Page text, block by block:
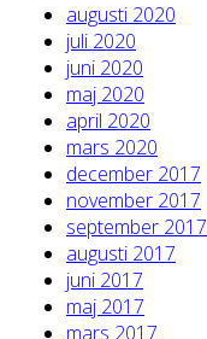
augusti 2020
juli 2020
juni 2020
maj 2020
april 2020
mars 2020
december 2017
november 2017
september 2017
augusti 2017
juni 2017
maj 2017
mars 2017